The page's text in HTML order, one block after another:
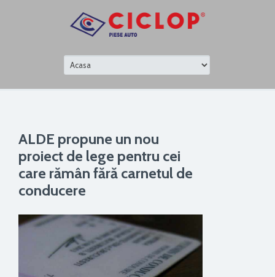
ALDE propune un nou
proiect de lege pentru cei
care rămân fără carnetul de
conducere